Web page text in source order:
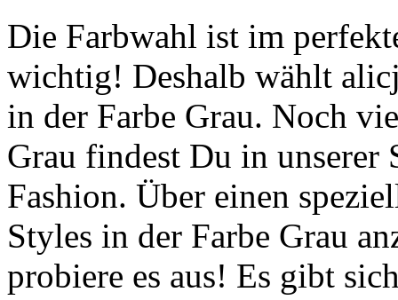
Die Farbwahl ist im
wichtig! Deshalb wählt
in der Farbe Grau. Noch
Grau findest Du in unserer
Fashion. Über einen
Styles in der Farbe Grau
probiere es aus! Es gibt